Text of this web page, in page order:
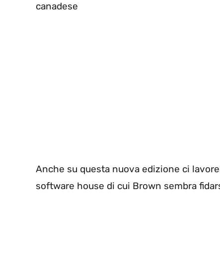
canadese
Anche su questa nuova edizione ci
software house di cui Brown sembra